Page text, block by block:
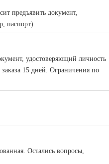
предъявить документ,
паспорт).
удостоверяющий личность
15 дней. Ограничения по
Остались вопросы,